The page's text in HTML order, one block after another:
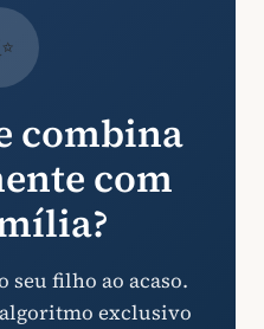
combina
com
seu filho ao acaso.
exclusivo